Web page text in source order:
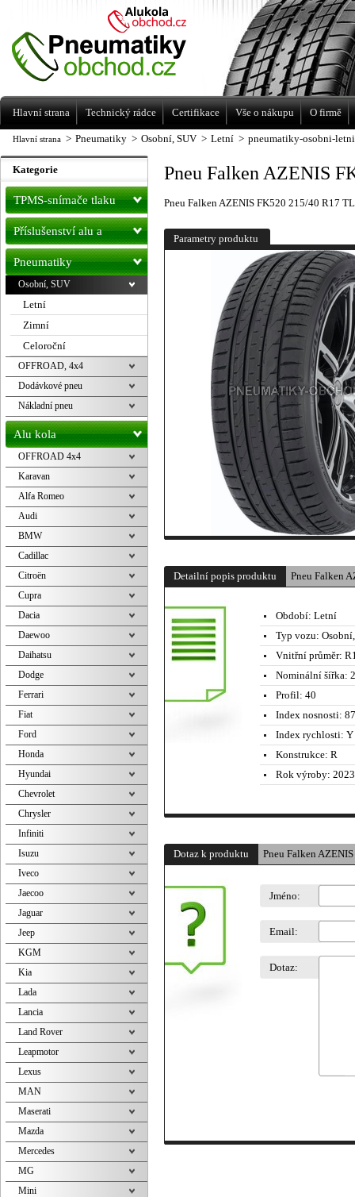
Hlavní strana > Pneumatiky > Osobní, SUV > Letní > pneumatiky-osobni-
Pneu Falken AZENIS
Pneu Falken AZENIS FK520 215/40 R17
Parametry produktu
Detailní popis produktu Pneu Falken
Období: Letní
Typ vozu:
Vnitřní průměr:
Nominální šířka:
Profil: 40
Index nosnosti:
Index rychlosti: Y
Konstrukce: R
Rok výroby:
Dotaz k produktu Pneu Falken
Jméno:
Email:
Dotaz:
Kategorie
TPMS-snímače tlaku
Příslušenství alu a
pneu
Pneumatiky
Osobní, SUV
Letní
Zimní
Celoroční
OFFROAD, 4x4
Dodávkové pneu
Nákladní pneu
Alu kola
OFFROAD 4x4
Karavan
Alfa Romeo
Audi
BMW
Cadillac
Citroën
Cupra
Dacia
Daewoo
Daihatsu
Dodge
Ferrari
Fiat
Ford
Honda
Hyundai
Chevrolet
Chrysler
Infiniti
Isuzu
Iveco
Jaecoo
Jaguar
Jeep
KGM
Kia
Lada
Lancia
Land Rover
Leapmotor
Lexus
MAN
Maserati
Mazda
Mercedes
MG
Mini
Levné pneumatiky letní, zimní, Alu kola
a litá kola Racing Line
Hlavní strana Technický rádce Certifikace Vše o nákupu O firmě